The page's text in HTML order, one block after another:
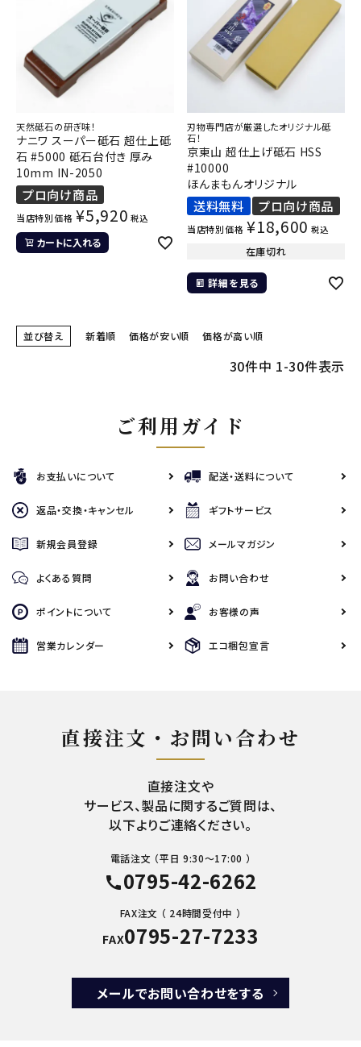
天然砥石の研ぎ味！
ナニワ スーパー砥石 超仕上砥
石 #5000 砥石台付き 厚み
10mm IN-2050
プロ向け商品
当店特別価格 ¥5,920 税込
カートに入れる
刃物専門店が厳選したオリジナル砥
石！
京東山 超仕上げ砥石 HSS
#10000
ほんまもんオリジナル
送料無料 プロ向け商品
当店特別価格 ¥18,600 税込
在庫切れ
詳細を見る
並び替え 新着順 価格が安い順 価格が高い順
30件中 1-30件表示
ご利用ガイド
お支払いについて 配送・送料について
返品・交換・キャンセル ギフトサービス
新規会員登録 メールマガジン
よくある質問 お問い合わせ
ポイントについて お客様の声
営業カレンダー エコ梱包宣言
直接注文・お問い合わせ
直接注文や
サービス、製品に関するご質問は、
以下よりご連絡ください。
電話注文 （平日 9:30～17:00 ）
call0795-42-6262
FAX注文 （ 24時間受付中 ）
FAX0795-27-7233
メールでお問い合わせをする